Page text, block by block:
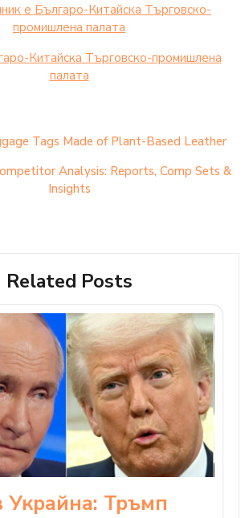
е Българо-Китайска Търговско-
промишлена палaта
Китайска Търговско-промишлена
палaта
Tags Made of Plant-Based Leather
Analysis: Reports, Comp Sets &
Insights
Related Posts
Украйна: Тръмп